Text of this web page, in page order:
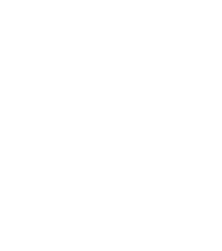
der
der
so kann es
Aus
Wahl der
V die Pflicht